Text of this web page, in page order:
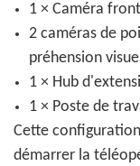
1 × Caméra
2 caméras de
préhension
1 × Hub
1 × Poste de
Cette
démarrer la